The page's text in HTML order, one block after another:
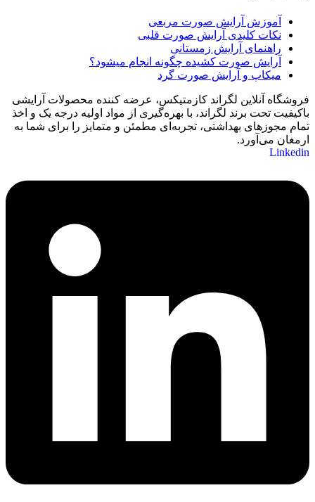
آموزش آرایش صورت مربعی
نکات کلیدی آرایش صورت قلبی
راهنمای آرایش زمستانی
آرایش صورت کشیده چگونه انجام میشود؟
میکاپ و آرایش صورت گرد
فروشگاه آنلاین لگراند کازمتیکس، عرضه‌ کننده محصولات آرایشی
باکیفیت تحت برند لگراند، با بهره‌گیری از مواد اولیه درجه یک و اخذ
تمام مجوزهای بهداشتی، تجربه‌ای مطمئن و متمایز را برای شما به
ارمغان می‌آورد.
Linkedin